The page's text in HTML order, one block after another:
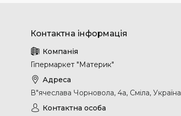
Гіпермаркет "Материк"
В"ячеслава Чорновола, 4а, Сміла, Україна